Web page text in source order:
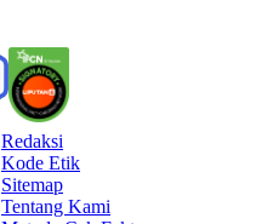
Redaksi
Kode Etik
Sitemap
Tentang Kami